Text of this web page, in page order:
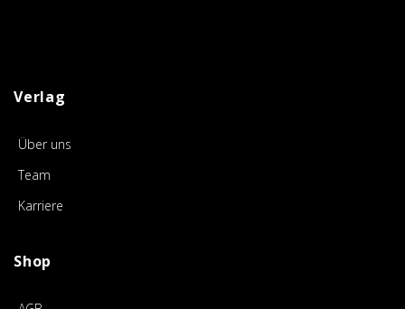
Verlag
Über uns
Team
Karriere
Shop